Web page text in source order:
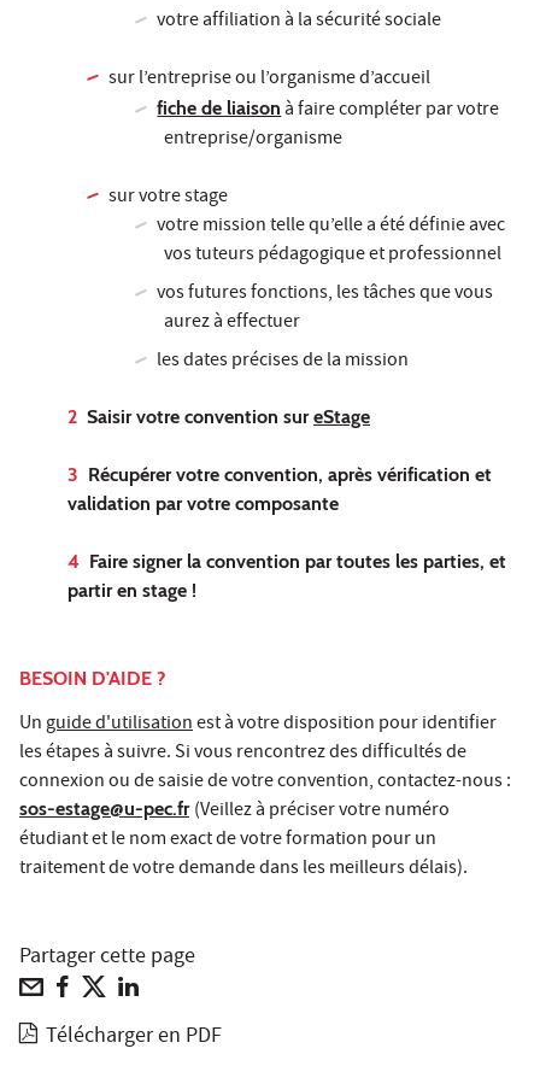
votre affiliation à la sécurité sociale
sur l’entreprise ou l’organisme d’accueil
fiche de liaisonà faire compléter par votre
entreprise/organisme
sur votre stage
votre mission telle qu’elle a été définie avec
vos tuteurs pédagogique et professionnel
vos futures fonctions, les tâches que vous
aurez à effectuer
les dates précises de la mission
2 Saisir votre convention sureStage
3 Récupérer votre convention, après vérification et
validation par votre composante
4 Faire signer la convention par toutes les parties, et
partir en stage !
BESOIN D'AIDE ?
Unguide d'utilisationest à votre disposition pour identifier
les étapes à suivre.Si vous rencontrez des difficultés de
connexion ou de saisie de votre convention, contactez-nous :
sos-estage@u-pec.fr (Veillez à préciser votre numéro
étudiant et le nom exact de votre formation pour un
traitement de votre demande dans les meilleurs délais).
Partager cette page
Télécharger en PDF